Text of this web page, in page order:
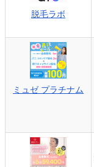
脱毛ラボ
ミュゼ プラチナム